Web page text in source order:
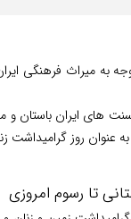
به میراث فرهنگی
های ایران باستان و
عنوان روز گرامیداشت
تا رسوم امروزی